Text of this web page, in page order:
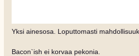
Yksi ainesosa. Loputtomasti
Bacon`ish ei korvaa pekonia.